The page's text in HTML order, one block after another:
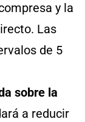
y la
Las
de 5
sobre la
a reducir